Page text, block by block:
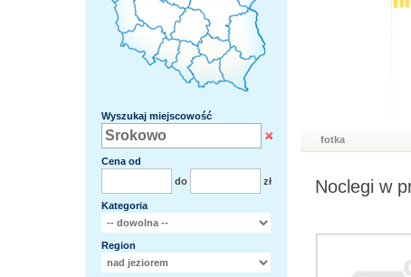
Wyszukaj miejscowość
Cena od
do
zł
Kategoria
Region
fotka
Noclegi w